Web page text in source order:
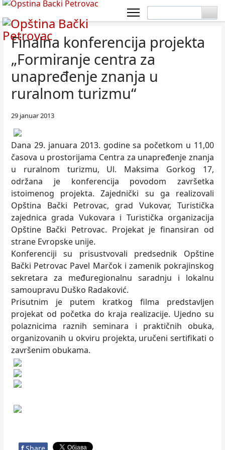
Finalna konferencija projekta
„Formiranje centra za
unapređenje znanja u
ruralnom turizmu“
29 januar 2013
Dana 29. januara 2013. godine sa početkom u 11,00
časova u prostorijama Centra za unapređenje znanja
u ruralnom turizmu, Ul. Maksima Gorkog 17,
održana je konferencija povodom završetka
istoimenog projekta. Zajednički su ga realizovali
Opština Bački Petrovac, grad Vukovar, Turistička
zajednica grada Vukovara i Turistička organizacija
Opštine Bački Petrovac. Projekat je finansiran od
strane Evropske unije.
Konferenciji su prisustvovali predsednik Opštine
Bački Petrovac Pavel Marčok i zamenik pokrajinskog
sekretara za međuregionalnu saradnju i lokalnu
samoupravu Duško Radaković.
Prisutnim je putem kratkog filma predstavljen
projekat od početka do kraja realizacije. Ujedno su
polaznicima raznih seminara i praktičnih obuka,
organizovanih u okviru projekta, uručeni sertifikati o
završenim obukama.